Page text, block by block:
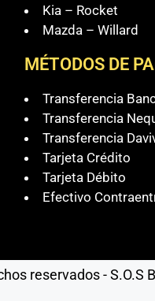
Kia – Rocket
Mazda – Willard
MÉTODOS DE
Transferencia
Transferencia
Transferencia
Tarjeta Crédito
Tarjeta Débito
Efectivo
reservados - S.O.S